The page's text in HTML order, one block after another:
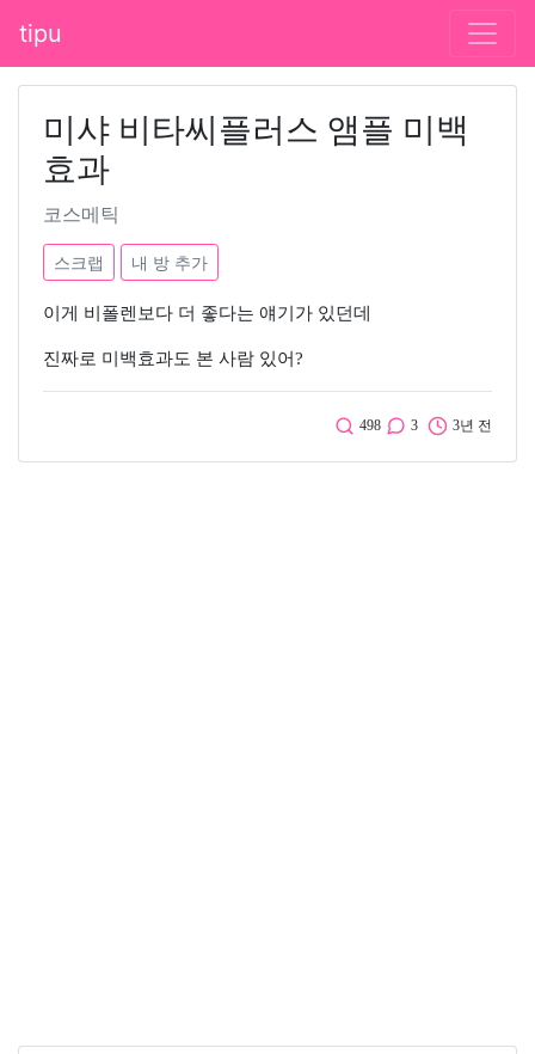
tipu
미샤 비타씨플러스 앰플 미백
효과
코스메틱
스크랩 내 방 추가
이게 비폴렌보다 더 좋다는 얘기가 있던데
진짜로 미백효과도 본 사람 있어?
498 3 3년 전